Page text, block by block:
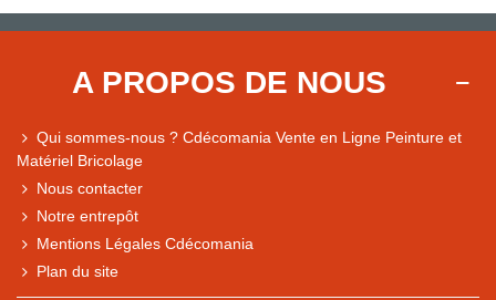
A PROPOS DE NOUS
Qui sommes-nous ? Cdécomania Vente en Ligne Peinture et
Matériel Bricolage
Nous contacter
Notre entrepôt
Mentions Légales Cdécomania
Plan du site